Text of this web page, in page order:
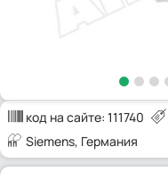
код на сайте: 111740
Siemens, Германия